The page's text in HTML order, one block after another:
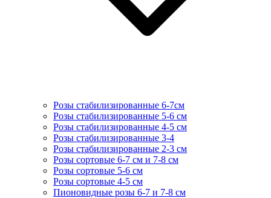
Розы стабилизированные 6-7см
Розы стабилизированные 5-6 см
Розы стабилизированные 4-5 см
Розы стабилизированные 3-4
Розы стабилизированные 2-3 см
Розы сортовые 6-7 см и 7-8 см
Розы сортовые 5-6 см
Розы сортовые 4-5 см
Пионовидные розы 6-7 и 7-8 см